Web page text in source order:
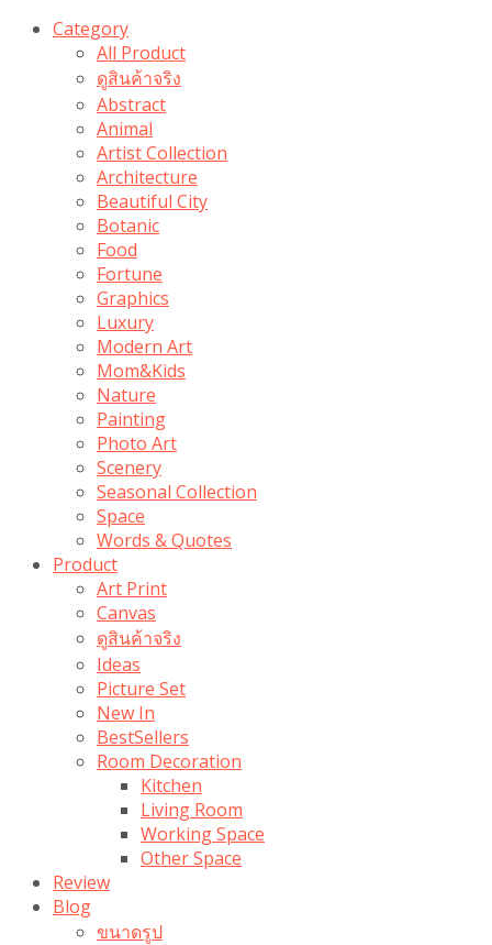
Category
All Product
ดูสินค้าจริง
Abstract
Animal
Artist Collection
Architecture
Beautiful City
Botanic
Food
Fortune
Graphics
Luxury
Modern Art
Mom&Kids
Nature
Painting
Photo Art
Scenery
Seasonal Collection
Space
Words & Quotes
Product
Art Print
Canvas
ดูสินค้าจริง
Ideas
Picture Set
New In
BestSellers
Room Decoration
Kitchen
Living Room
Working Space
Other Space
Review
Blog
ขนาดรูป